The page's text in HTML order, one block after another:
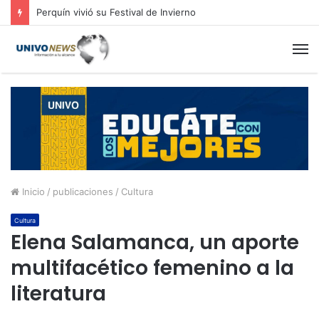
Perquín vivió su Festival de Invierno
Inicio / publicaciones / Cultura
Cultura
Elena Salamanca, un aporte
multifacético femenino a la
literatura